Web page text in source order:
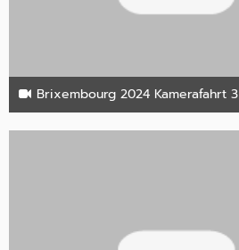
Brixembourg 2024 Kamerafahrt 3
16. Juli 2024